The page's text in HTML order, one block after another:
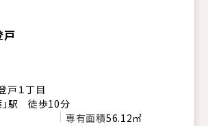
戸
戸１丁目
」駅 徒歩10分
専有面積56.12㎡